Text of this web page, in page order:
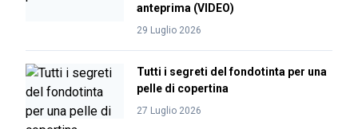
anteprima (VIDEO)
29 Luglio 2026
Tutti i segreti del fondotinta per una
pelle di copertina
27 Luglio 2026